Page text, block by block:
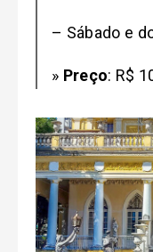
– Sábado e
» Preço: R$